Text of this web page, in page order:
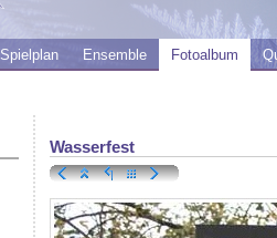
Spielplan Ensemble Fotoalbum
Wasserfest